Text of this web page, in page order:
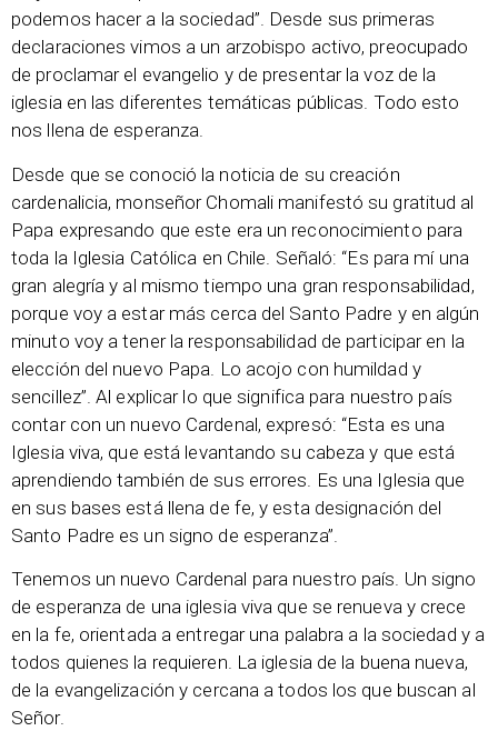
podemos hacer a la sociedad”. Desde sus primeras
declaraciones vimos a un arzobispo activo, preocupado
de proclamar el evangelio y de presentar la voz de la
iglesia en las diferentes temáticas públicas. Todo esto
nos llena de esperanza.
Desde que se conoció la noticia de su creación
cardenalicia, monseñor Chomali manifestó su gratitud al
Papa expresando que este era un reconocimiento para
toda la Iglesia Católica en Chile. Señaló: “Es para mí una
gran alegría y al mismo tiempo una gran responsabilidad,
porque voy a estar más cerca del Santo Padre y en algún
minuto voy a tener la responsabilidad de participar en la
elección del nuevo Papa. Lo acojo con humildad y
sencillez”. Al explicar lo que significa para nuestro país
contar con un nuevo Cardenal, expresó: “Esta es una
Iglesia viva, que está levantando su cabeza y que está
aprendiendo también de sus errores. Es una Iglesia que
en sus bases está llena de fe, y esta designación del
Santo Padre es un signo de esperanza”.
Tenemos un nuevo Cardenal para nuestro país. Un signo
de esperanza de una iglesia viva que se renueva y crece
en la fe, orientada a entregar una palabra a la sociedad y a
todos quienes la requieren. La iglesia de la buena nueva,
de la evangelización y cercana a todos los que buscan al
Señor.